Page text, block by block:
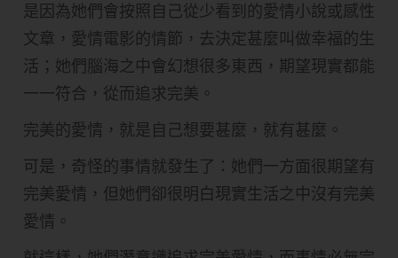
是因為她們會按照自己從少看到的愛情小說或感性
文章，愛情電影的情節，去決定甚麼叫做幸福的生
活；她們腦海之中會幻想很多東西，期望現實都能
一一符合，從而追求完美。
完美的愛情，就是自己想要甚麼，就有甚麼。
可是，奇怪的事情就發生了：她們一方面很期望有
完美愛情，但她們卻很明白現實生活之中沒有完美
愛情。